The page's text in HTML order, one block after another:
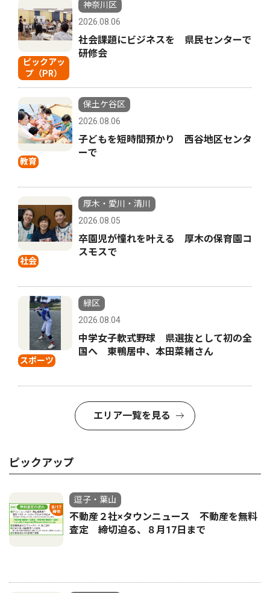
ピックアッ
プ（PR）
神奈川区
2026.08.06
社会課題にビジネスを 県民センターで
研修会
教育
保土ケ谷区
2026.08.06
子どもを短時間預かり 西谷地区センタ
ーで
社会
厚木・愛川・清川
2026.08.05
卒園児が憧れを叶える 厚木の保育園コ
スモスで
スポーツ
緑区
2026.08.04
中学女子軟式野球 県選抜として初の全
国へ 東鴨居中、本田菜緒さん
エリア一覧を見る
ピックアップ
逗子・葉山
不動産２社×タウンニュース 不動産を無料
査定 締切迫る、８月17日まで